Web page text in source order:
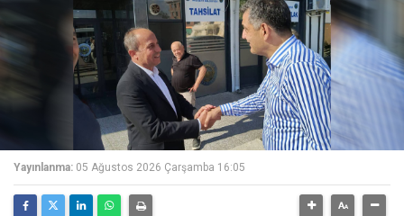
Yayınlanma: 05 Ağustos 2026 Çarşamba 16:05